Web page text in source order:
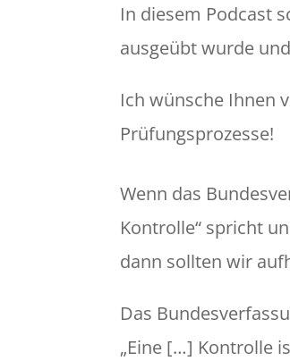
In diesem Podcast
ausgeübt wurde
Ich wünsche Ihnen
Prüfungsprozesse!
Wenn das
Kontrolle“ spricht
dann sollten wir
Das
„Eine […] Kontrolle